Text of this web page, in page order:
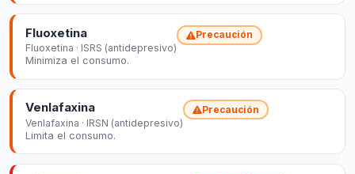
Fluoxetina
Fluoxetina · ISRS (antidepresivo)
Precaución
Minimiza el consumo.
Venlafaxina
Venlafaxina · IRSN (antidepresivo)
Precaución
Limita el consumo.